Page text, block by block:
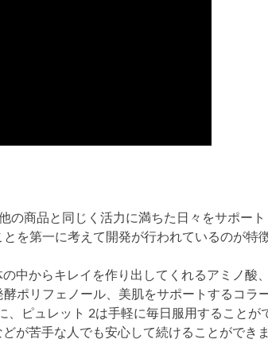
の商品と同じく活力に満ちた日々をサポー
を第一に考えて開発が行われているのが特
中からキレイを作り出してくれるアミノ酸
ポリフェノール、美肌をサポートするコラ
、ピュレット 2は手軽に毎日服用することが
が苦手な人でも安心して続けることができ